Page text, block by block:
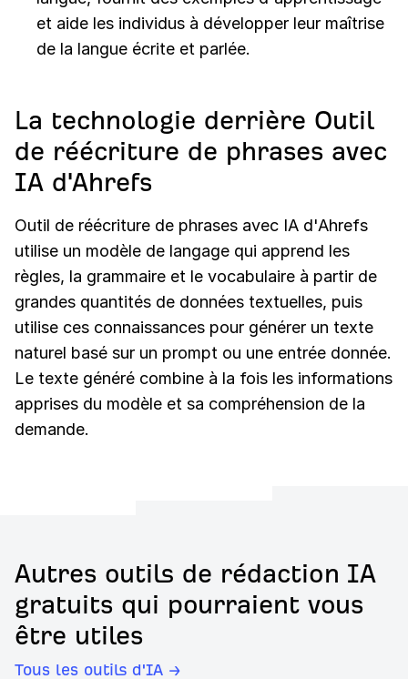
et aide les individus à développer leur maîtrise
de la langue écrite et parlée.
La technologie derrière Outil
de réécriture de phrases avec
IA d'Ahrefs
Outil de réécriture de phrases avec IA d'Ahrefs
utilise un modèle de langage qui apprend les
règles, la grammaire et le vocabulaire à partir de
grandes quantités de données textuelles, puis
utilise ces connaissances pour générer un texte
naturel basé sur un prompt ou une entrée donnée.
Le texte généré combine à la fois les informations
apprises du modèle et sa compréhension de la
demande.
Autres outils de rédaction IA
gratuits qui pourraient vous
être utiles
Tous les outils d'IA →